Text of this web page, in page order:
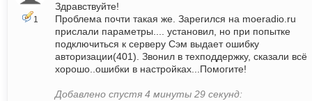
1
Здравствуйте!
Проблема почти такая же. Зарегился на moeradio.ru
прислали параметры.... установил, но при попытке
подключиться к серверу Сэм выдает ошибку
авторизации(401). Звонил в техподдержку, сказали всё
хорошо..ошибки в настройках...Помогите!
Добавлено спустя 4 минуты 29 секунд: